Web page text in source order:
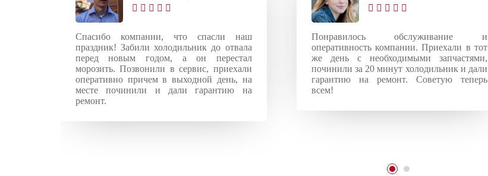
Спасибо компании, что спасли наш
праздник! Забили холодильник до отвала
перед новым годом, а он перестал
морозить. Позвонили в сервис, приехали
оперативно причем в выходной день, на
месте починили и дали гарантию на
ремонт.
Понравилось обслуживание и
оперативность компании. Приехали в тот
же день с необходимыми запчастями,
починили за 20 минут холодильник и дали
гарантию на ремонт. Советую теперь
всем!